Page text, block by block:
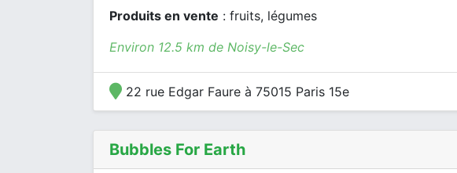
Produits en vente : fruits, légumes
Environ 12.5 km de Noisy-le-Sec
22 rue Edgar Faure à 75015 Paris 15e
Bubbles For Earth